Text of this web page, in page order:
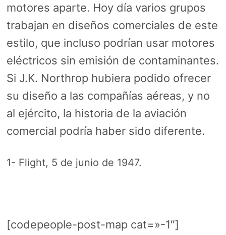
motores aparte. Hoy día varios grupos
trabajan en diseños comerciales de este
estilo, que incluso podrían usar motores
eléctricos sin emisión de contaminantes.
Si J.K. Northrop hubiera podido ofrecer
su diseño a las compañías aéreas, y no
al ejército, la historia de la aviación
comercial podría haber sido diferente.
1- Flight, 5 de junio de 1947.
[codepeople-post-map cat=»-1″]